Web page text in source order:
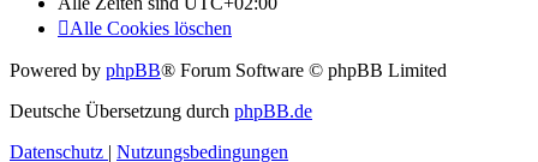
Alle Cookies löschen
Powered by phpBB® Forum Software © phpBB Limited
Deutsche Übersetzung durch phpBB.de
Datenschutz | Nutzungsbedingungen